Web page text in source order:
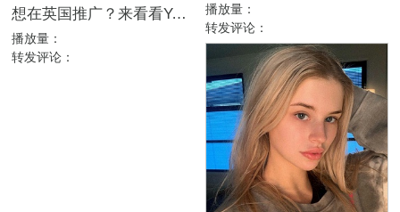
播放量：
转发评论：
想在英国推广？来看看YouTube红人营销为什么比其它平台更好！
播放量：
转发评论：